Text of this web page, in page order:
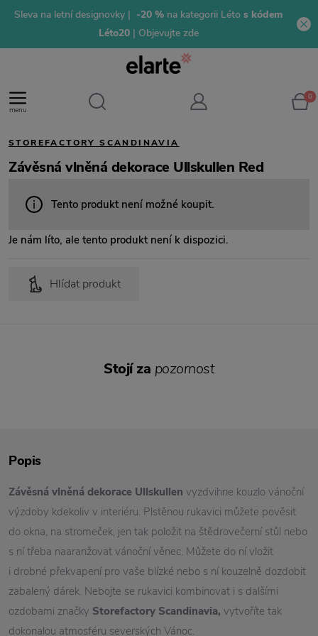
Sleva na letní designovky | -20 % na kategorii Léto s kódem
Léto20 | Objevujte zde
menu
0
STOREFACTORY SCANDINAVIA
Závěsná vlněná dekorace Ullskullen Red
Tento produkt není možné koupit.
Je nám líto, ale tento produkt není k dispozici.
Hlídat produkt
Popis
Závěsná vlněná dekorace Ullskullen vyzdvihne kouzlo vánoční
výzdoby kdekoliv v interiéru. Plstěnou rukavici můžete pověsit
do okna, na stromeček, jen tak položit na štědrovečerní stůl nebo
s ní třeba naaranžovat vánoční věnec. Můžete do ní vložit
i drobné překvapení pro vaše blízké nebo s ní kouzelně dozdobit
zabalený dárek. Nebojte se rukavici kombinovat i s dalšími
ozdobami značky Storefactory Scandinavia, vytvoříte tak
dokonalou atmosféru severských Vánoc.
Stojí za pozornost